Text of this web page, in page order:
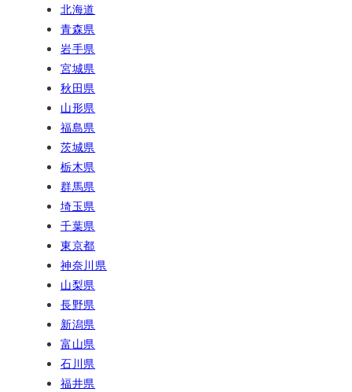
北海道
青森県
岩手県
宮城県
秋田県
山形県
福島県
茨城県
栃木県
群馬県
埼玉県
千葉県
東京都
神奈川県
山梨県
長野県
新潟県
富山県
石川県
福井県